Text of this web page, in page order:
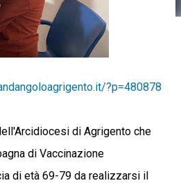
?p=480878
di Agrigento che
di Vaccinazione
di età 69-79 da realizzarsi il